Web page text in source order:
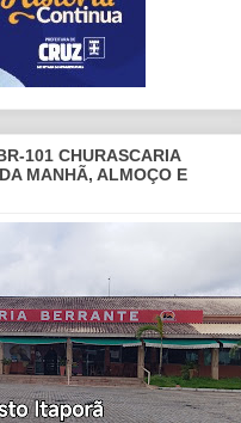
101 CHURASCARIA
MANHÃ, ALMOÇO E